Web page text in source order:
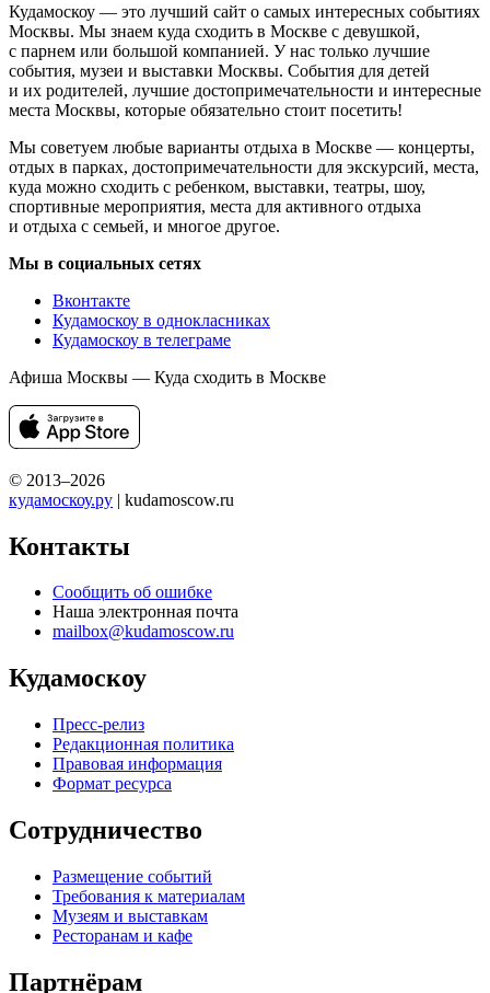
Кудамоскоу — это лучший сайт о самых интересных событиях
Москвы. Мы знаем куда сходить в Москве с девушкой,
с парнем или большой компанией. У нас только лучшие
события, музеи и выставки Москвы. События для детей
и их родителей, лучшие достопримечательности и интересные
места Москвы, которые обязательно стоит посетить!
Мы советуем любые варианты отдыха в Москве — концерты,
отдых в парках, достопримечательности для экскурсий, места,
куда можно сходить с ребенком, выставки, театры, шоу,
спортивные мероприятия, места для активного отдыха
и отдыха с семьей, и многое другое.
Мы в социальных сетях
Вконтакте
Кудамоскоу в однокласниках
Кудамоскоу в телеграме
Афиша Москвы — Куда сходить в Москве
© 2013–2026
кудамоскоу.ру | kudamoscow.ru
Контакты
Сообщить об ошибке
Наша электронная почта
mailbox@kudamoscow.ru
Кудамоскоу
Пресс-релиз
Редакционная политика
Правовая информация
Формат ресурса
Сотрудничество
Размещение событий
Требования к материалам
Музеям и выставкам
Ресторанам и кафе
Партнёрам